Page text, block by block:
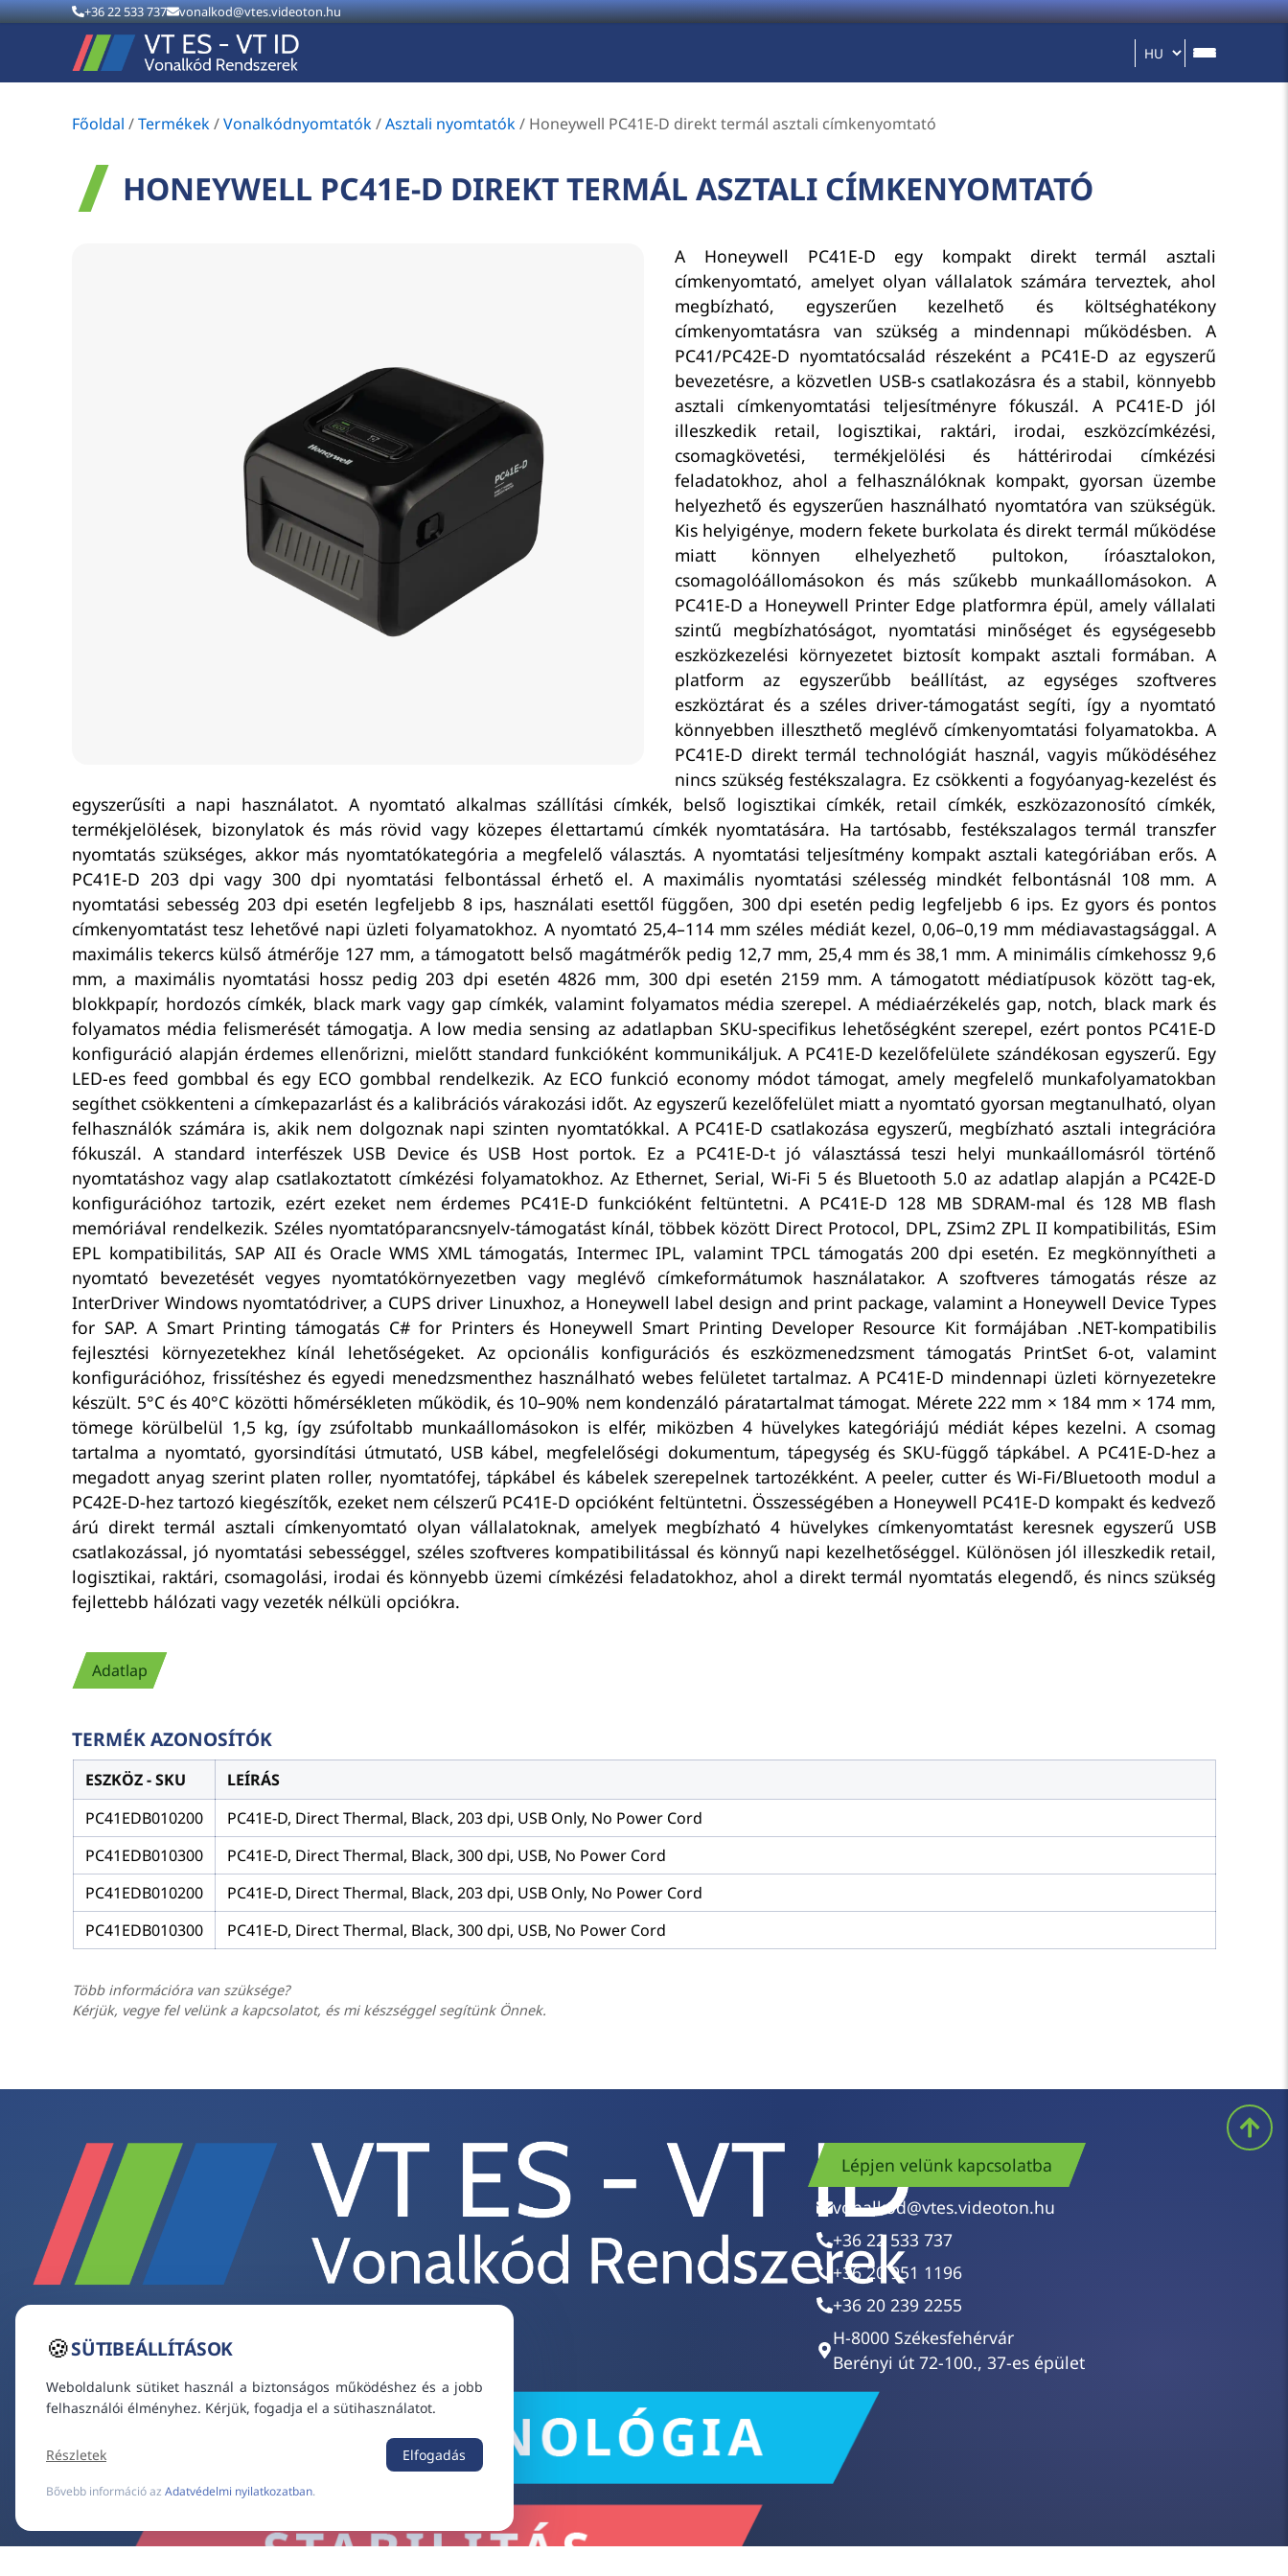
+36 22 533 737 vonalkod@vtes.videoton.hu
Főoldal /Termékek/Vonalkódnyomtatók/Asztali nyomtatók/ Honeywell PC41E-D direkt termál asztali címkenyomtató
HONEYWELL PC41E-D DIREKT TERMÁL ASZTALI CÍMKENYOMTATÓ
A Honeywell PC41E-D egy kompakt direkt termál asztali
címkenyomtató, amelyet olyan vállalatok számára terveztek, ahol
megbízható, egyszerűen kezelhető és költséghatékony
címkenyomtatásra van szükség a mindennapi működésben. A
PC41/PC42E-D nyomtatócsalád részeként a PC41E-D az egyszerű
bevezetésre, a közvetlen USB-s csatlakozásra és a stabil, könnyebb
asztali címkenyomtatási teljesítményre fókuszál. A PC41E-D jól
illeszkedik retail, logisztikai, raktári, irodai, eszközcímkézési,
csomagkövetési, termékjelölési és háttérirodai címkézési
feladatokhoz, ahol a felhasználóknak kompakt, gyorsan üzembe
helyezhető és egyszerűen használható nyomtatóra van szükségük.
Kis helyigénye, modern fekete burkolata és direkt termál működése
miatt könnyen elhelyezhető pultokon, íróasztalokon,
csomagolóállomásokon és más szűkebb munkaállomásokon. A
PC41E-D a Honeywell Printer Edge platformra épül, amely vállalati
szintű megbízhatóságot, nyomtatási minőséget és egységesebb
eszközkezelési környezetet biztosít kompakt asztali formában. A
platform az egyszerűbb beállítást, az egységes szoftveres
eszköztárat és a széles driver-támogatást segíti, így a nyomtató
könnyebben illeszthető meglévő címkenyomtatási folyamatokba. A
PC41E-D direkt termál technológiát használ, vagyis működéséhez
nincs szükség festékszalagra. Ez csökkenti a fogyóanyag-kezelést és
egyszerűsíti a napi használatot. A nyomtató alkalmas szállítási címkék, belső logisztikai címkék, retail címkék, eszközazonosító címkék,
termékjelölések, bizonylatok és más rövid vagy közepes élettartamú címkék nyomtatására. Ha tartósabb, festékszalagos termál transzfer
nyomtatás szükséges, akkor más nyomtatókategória a megfelelő választás. A nyomtatási teljesítmény kompakt asztali kategóriában erős. A
PC41E-D 203 dpi vagy 300 dpi nyomtatási felbontással érhető el. A maximális nyomtatási szélesség mindkét felbontásnál 108 mm. A
nyomtatási sebesség 203 dpi esetén legfeljebb 8 ips, használati esettől függően, 300 dpi esetén pedig legfeljebb 6 ips. Ez gyors és pontos
címkenyomtatást tesz lehetővé napi üzleti folyamatokhoz. A nyomtató 25,4–114 mm széles médiát kezel, 0,06–0,19 mm médiavastagsággal. A
maximális tekercs külső átmérője 127 mm, a támogatott belső magátmérők pedig 12,7 mm, 25,4 mm és 38,1 mm. A minimális címkehossz 9,6
mm, a maximális nyomtatási hossz pedig 203 dpi esetén 4826 mm, 300 dpi esetén 2159 mm. A támogatott médiatípusok között tag-ek,
blokkpapír, hordozós címkék, black mark vagy gap címkék, valamint folyamatos média szerepel. A médiaérzékelés gap, notch, black mark és
folyamatos média felismerését támogatja. A low media sensing az adatlapban SKU-specifikus lehetőségként szerepel, ezért pontos PC41E-D
konfiguráció alapján érdemes ellenőrizni, mielőtt standard funkcióként kommunikáljuk. A PC41E-D kezelőfelülete szándékosan egyszerű. Egy
LED-es feed gombbal és egy ECO gombbal rendelkezik. Az ECO funkció economy módot támogat, amely megfelelő munkafolyamatokban
segíthet csökkenteni a címkepazarlást és a kalibrációs várakozási időt. Az egyszerű kezelőfelület miatt a nyomtató gyorsan megtanulható, olyan
felhasználók számára is, akik nem dolgoznak napi szinten nyomtatókkal. A PC41E-D csatlakozása egyszerű, megbízható asztali integrációra
fókuszál. A standard interfészek USB Device és USB Host portok. Ez a PC41E-D-t jó választássá teszi helyi munkaállomásról történő
nyomtatáshoz vagy alap csatlakoztatott címkézési folyamatokhoz. Az Ethernet, Serial, Wi-Fi 5 és Bluetooth 5.0 az adatlap alapján a PC42E-D
konfigurációhoz tartozik, ezért ezeket nem érdemes PC41E-D funkcióként feltüntetni. A PC41E-D 128 MB SDRAM-mal és 128 MB flash
memóriával rendelkezik. Széles nyomtatóparancsnyelv-támogatást kínál, többek között Direct Protocol, DPL, ZSim2 ZPL II kompatibilitás, ESim
EPL kompatibilitás, SAP AII és Oracle WMS XML támogatás, Intermec IPL, valamint TPCL támogatás 200 dpi esetén. Ez megkönnyítheti a
nyomtató bevezetését vegyes nyomtatókörnyezetben vagy meglévő címkeformátumok használatakor. A szoftveres támogatás része az
InterDriver Windows nyomtatódriver, a CUPS driver Linuxhoz, a Honeywell label design and print package, valamint a Honeywell Device Types
for SAP. A Smart Printing támogatás C# for Printers és Honeywell Smart Printing Developer Resource Kit formájában .NET-kompatibilis
fejlesztési környezetekhez kínál lehetőségeket. Az opcionális konfigurációs és eszközmenedzsment támogatás PrintSet 6-ot, valamint
konfigurációhoz, frissítéshez és egyedi menedzsmenthez használható webes felületet tartalmaz. A PC41E-D mindennapi üzleti környezetekre
készült. 5°C és 40°C közötti hőmérsékleten működik, és 10–90% nem kondenzáló páratartalmat támogat. Mérete 222 mm × 184 mm × 174 mm,
tömege körülbelül 1,5 kg, így zsúfoltabb munkaállomásokon is elfér, miközben 4 hüvelykes kategóriájú médiát képes kezelni. A csomag
tartalma a nyomtató, gyorsindítási útmutató, USB kábel, megfelelőségi dokumentum, tápegység és SKU-függő tápkábel. A PC41E-D-hez a
megadott anyag szerint platen roller, nyomtatófej, tápkábel és kábelek szerepelnek tartozékként. A peeler, cutter és Wi-Fi/Bluetooth modul a
PC42E-D-hez tartozó kiegészítők, ezeket nem célszerű PC41E-D opcióként feltüntetni. Összességében a Honeywell PC41E-D kompakt és kedvező
árú direkt termál asztali címkenyomtató olyan vállalatoknak, amelyek megbízható 4 hüvelykes címkenyomtatást keresnek egyszerű USB
csatlakozással, jó nyomtatási sebességgel, széles szoftveres kompatibilitással és könnyű napi kezelhetőséggel. Különösen jól illeszkedik retail,
logisztikai, raktári, csomagolási, irodai és könnyebb üzemi címkézési feladatokhoz, ahol a direkt termál nyomtatás elegendő, és nincs szükség
fejlettebb hálózati vagy vezeték nélküli opciókra.
Adatlap
TERMÉK AZONOSÍTÓK
ESZKÖZ - SKU
LEÍRÁS
PC41EDB010200
PC41E-D, Direct Thermal, Black, 203 dpi, USB Only, No Power Cord
PC41EDB010300
PC41E-D, Direct Thermal, Black, 300 dpi, USB, No Power Cord
PC41EDB010200
PC41E-D, Direct Thermal, Black, 203 dpi, USB Only, No Power Cord
PC41EDB010300
PC41E-D, Direct Thermal, Black, 300 dpi, USB, No Power Cord
Több információra van szüksége?
Kérjük, vegye fel velünk a kapcsolatot, és mi készséggel segítünk Önnek.
Lépjen velünk kapcsolatba
vonalkod@vtes.videoton.hu
+36 22 533 737
+36 20 951 1196
+36 20 239 2255
H-8000 Székesfehérvár
Berényi út 72-100., 37-es épület
🍪SÜTIBEÁLLÍTÁSOK
Weboldalunk sütiket használ a biztonságos működéshez és a jobb
felhasználói élményhez. Kérjük, fogadja el a sütihasználatot.
Részletek Elfogadás
Bővebb információ az Adatvédelmi nyilatkozatban.